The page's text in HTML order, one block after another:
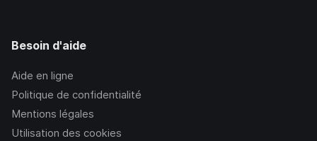
Besoin d'aide
Aide en ligne
Politique de confidentialité
Mentions légales
Utilisation des cookies